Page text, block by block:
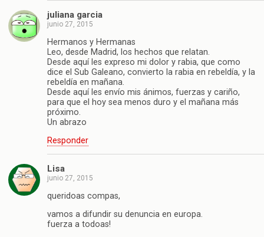
juliana garcia
junio 27, 2015
Hermanos y Hermanas
Leo, desde Madrid, los hechos que relatan.
Desde aquí les expreso mi dolor y rabia, que como
dice el Sub Galeano, convierto la rabia en rebeldía, y la
rebeldía en mañana.
Desde aquí les envío mis ánimos, fuerzas y cariño,
para que el hoy sea menos duro y el mañana más
próximo.
Un abrazo
Responder
Lisa
junio 27, 2015
queridoas compas,
vamos a difundir su denuncia en europa.
fuerza a todoas!